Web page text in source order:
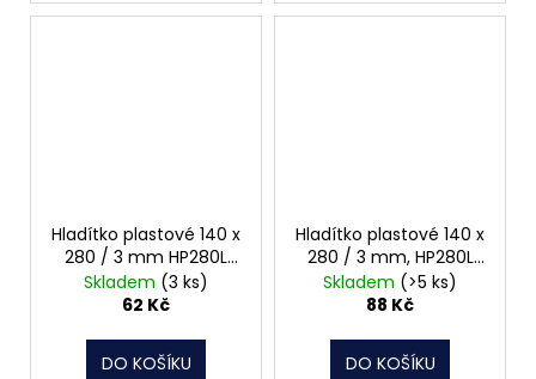
Hladítko plastové 140 x
280 / 3 mm HP280L
Standard 062522
Skladem (3 ks)
62 Kč
DO KOŠÍKU
Hladítko plastové 140 x
280 / 3 mm, HP280L
Profi 062526
Skladem (>5 ks)
88 Kč
DO KOŠÍKU